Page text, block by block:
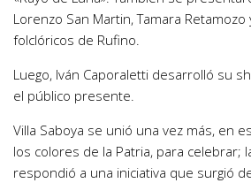
Lorenzo San Martin, Tamara
folclóricos de Rufino.
Luego, Iván Caporaletti desarrolló su
el público presente.
Villa Saboya se unió una vez más, en
los colores de la Patria, para celebrar;
respondió a una iniciativa que surgió